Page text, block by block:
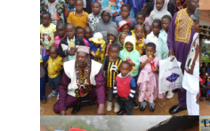
BREAKING-NEWS
CAMEROUN